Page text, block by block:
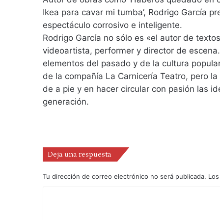
Ikea para cavar mi tumba’, Rodrigo García
espectáculo corrosivo e inteligente.
Rodrigo García no sólo es «el autor de
videoartista, performer y director de
elementos del pasado y de la cultura
de la compañía La Carnicería Teatro, pero
de a pie y en hacer circular con pasión las
generación.
Deja una respuesta
Tu dirección de correo electrónico no será publicada.